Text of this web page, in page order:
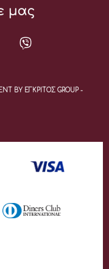
μας
BY ΕΓΚΡΙΤΟΣ GROUP -